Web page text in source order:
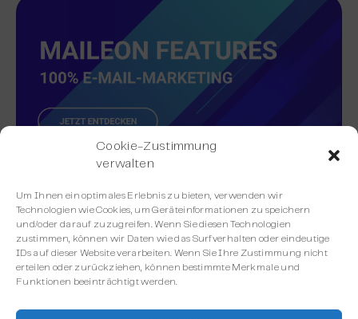
Cookie-Zustimmung
verwalten
Um Ihnen ein optimales Erlebnis zu bieten, verwenden wir
Technologien wie Cookies, um Geräteinformationen zu speichern
und/oder darauf zuzugreifen. Wenn Sie diesen Technologien
zustimmen, können wir Daten wie das Surfverhalten oder eindeutige
IDs auf dieser Website verarbeiten. Wenn Sie Ihre Zustimmung nicht
erteilen oder zurückziehen, können bestimmte Merkmale und
Funktionen beeinträchtigt werden.
Alle Maileon Funktionen